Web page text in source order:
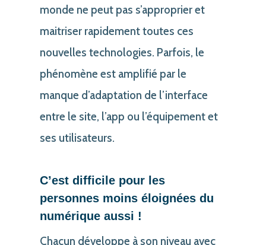
monde ne peut pas s’approprier et
maitriser rapidement toutes ces
nouvelles technologies. Parfois, le
phénomène est amplifié par le
manque d’adaptation de l’interface
entre le site, l’app ou l’équipement et
ses utilisateurs.
C’est difficile pour les
personnes moins éloignées du
numérique aussi !
Chacun développe à son niveau avec